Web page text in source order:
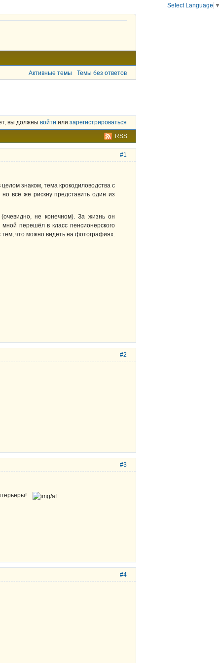
Активные темы Темы без ответов
вы должны войти или зарегистрироваться
RSS
#1
знаком, тема крокодиловодства с
всё же рискну представить один из
не конечном). За жизнь он
перешёл в класс пенсионерского
что можно видеть на фотографиях.
#2
#3
#4
Select Language ▼